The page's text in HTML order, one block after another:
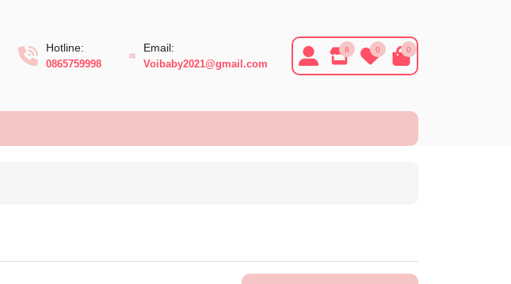
Hotline:
0865759998
Email:
Voibaby2021@gmail.com
8 0 0